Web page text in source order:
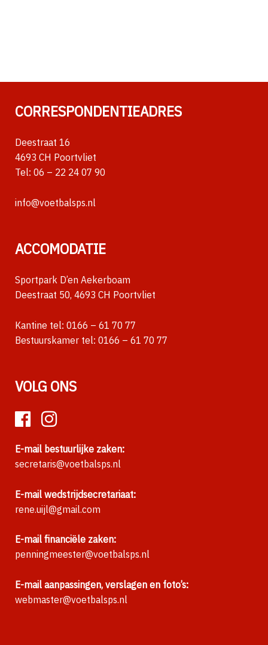
CORRESPONDENTIEADRES
Deestraat 16
4693 CH Poortvliet
Tel: 06 – 22 24 07 90
info@voetbalsps.nl
ACCOMODATIE
Sportpark D’en Aekerboam
Deestraat 50, 4693 CH Poortvliet
Kantine tel: 0166 – 61 70 77
Bestuurskamer tel: 0166 – 61 70 77
VOLG ONS
E-mail bestuurlijke zaken:
secretaris@voetbalsps.nl
E-mail wedstrijdsecretariaat:
rene.uijl@gmail.com
E-mail financiële zaken:
penningmeester@voetbalsps.nl
E-mail aanpassingen, verslagen en foto’s:
webmaster@voetbalsps.nl